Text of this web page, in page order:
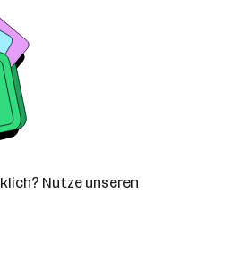
Nutze unseren